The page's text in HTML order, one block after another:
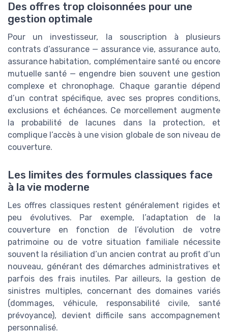
Des offres trop cloisonnées pour une
gestion optimale
Pour un investisseur, la souscription à plusieurs
contrats d’assurance — assurance vie, assurance auto,
assurance habitation, complémentaire santé ou encore
mutuelle santé — engendre bien souvent une gestion
complexe et chronophage. Chaque garantie dépend
d’un contrat spécifique, avec ses propres conditions,
exclusions et échéances. Ce morcellement augmente
la probabilité de lacunes dans la protection, et
complique l’accès à une vision globale de son niveau de
couverture.
Les limites des formules classiques face
à la vie moderne
Les offres classiques restent généralement rigides et
peu évolutives. Par exemple, l’adaptation de la
couverture en fonction de l’évolution de votre
patrimoine ou de votre situation familiale nécessite
souvent la résiliation d’un ancien contrat au profit d’un
nouveau, générant des démarches administratives et
parfois des frais inutiles. Par ailleurs, la gestion de
sinistres multiples, concernant des domaines variés
(dommages, véhicule, responsabilité civile, santé
prévoyance), devient difficile sans accompagnement
personnalisé.